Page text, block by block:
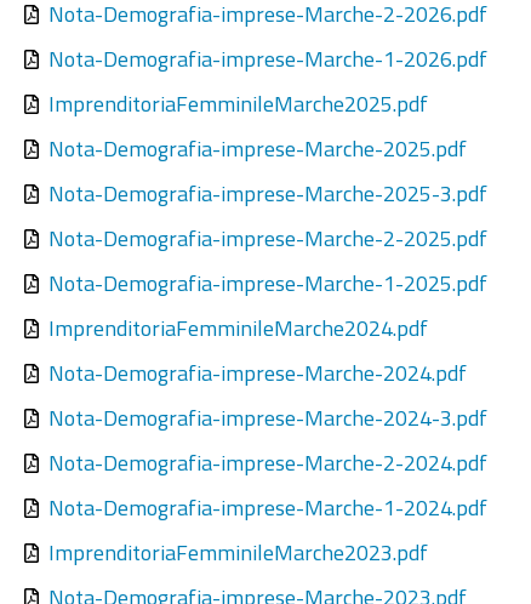
Nota-Demografia-imprese-Marche-2-2026.pdf
Nota-Demografia-imprese-Marche-1-2026.pdf
ImprenditoriaFemminileMarche2025.pdf
Nota-Demografia-imprese-Marche-2025.pdf
Nota-Demografia-imprese-Marche-2025-3.pdf
Nota-Demografia-imprese-Marche-2-2025.pdf
Nota-Demografia-imprese-Marche-1-2025.pdf
ImprenditoriaFemminileMarche2024.pdf
Nota-Demografia-imprese-Marche-2024.pdf
Nota-Demografia-imprese-Marche-2024-3.pdf
Nota-Demografia-imprese-Marche-2-2024.pdf
Nota-Demografia-imprese-Marche-1-2024.pdf
ImprenditoriaFemminileMarche2023.pdf
Nota-Demografia-imprese-Marche-2023.pdf